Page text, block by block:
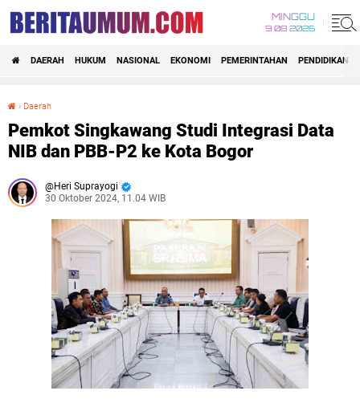
MINGGU
9 08 2026
DAERAH HUKUM NASIONAL EKONOMI PEMERINTAHAN PENDIDIKAN
› Daerah
Pemkot Singkawang Studi Integrasi Data
NIB dan PBB-P2 ke Kota Bogor
Heri Suprayogi
30 Oktober 2024, 11.04 WIB